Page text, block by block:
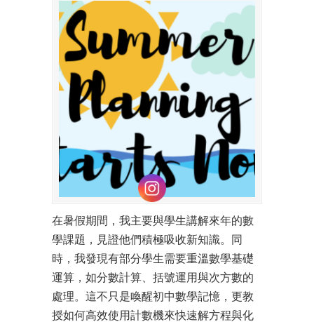
在暑假期間，我主要與學生講解來年的數
學課題，見證他們積極吸收新知識。同
時，我發現有部分學生需要重溫數學基礎
運算，如分數計算、括號運用與次方數的
處理。這不只是喚醒初中數學記憶，更教
授如何高效使用計數機來快速解方程與化